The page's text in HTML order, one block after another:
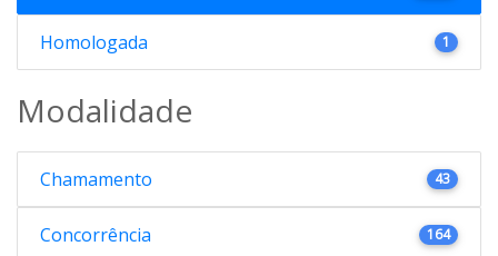
Homologada 1
Modalidade
Chamamento 43
Concorrência 164